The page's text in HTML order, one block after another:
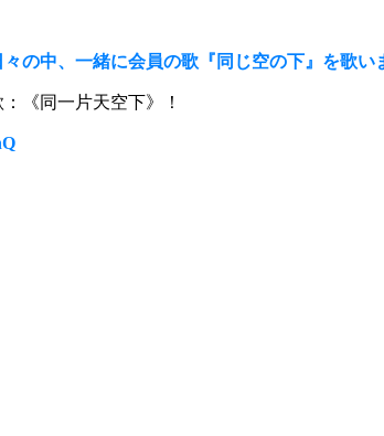
の中、一緒に会員の歌『同じ空の下』を歌い
《同一片天空下》！